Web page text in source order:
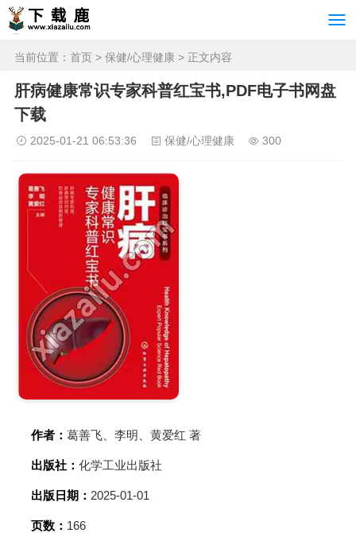
当前位置： 首页 > 保健/心理健康 > 正文内容
肝病健康常识专家科普红宝书,PDF电子书网盘
下载
2025-01-21 06:53:36 保健/心理健康 300
作者： 葛善飞、李明、黄爱红 著
出版社： 化学工业出版社
出版日期： 2025-01-01
页数： 166